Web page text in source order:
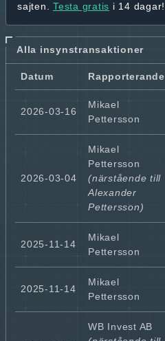
sajten. Testa gratis i 14 dagar!
Alla insynstransaktioner
Datum Rapporterande
2026-03-16
Mikael
Pettersson
2026-03-04
Mikael
Pettersson
(närstående till
Alexander
Pettersson)
2025-11-14
Mikael
Pettersson
2025-11-14
Mikael
Pettersson
WB Invest AB